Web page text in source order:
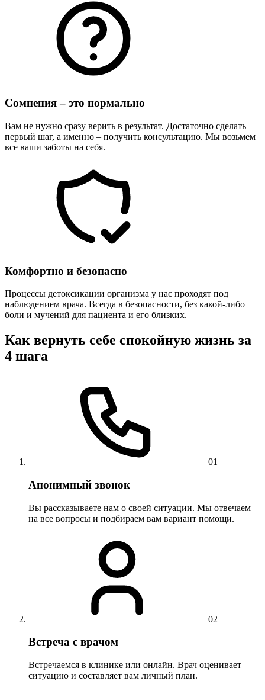
Сомнения – это нормально
Вам не нужно сразу верить в результат. Достаточно сделать
первый шаг, а именно – получить консультацию. Мы возьмем
все ваши заботы на себя.
Комфортно и безопасно
Процессы детоксикации организма у нас проходят под
наблюдением врача. Всегда в безопасности, без какой-либо
боли и мучений для пациента и его близких.
Как вернуть себе спокойную жизнь за
4 шага
01
Анонимный звонок
Вы рассказываете нам о своей ситуации. Мы отвечаем
на все вопросы и подбираем вам вариант помощи.
02
Встреча с врачом
Встречаемся в клинике или онлайн. Врач оценивает
ситуацию и составляет вам личный план.